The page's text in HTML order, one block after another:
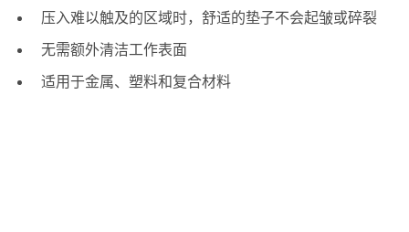
压入难以触及的区域时，舒适的垫子不会起皱或碎裂
无需额外清洁工作表面
适用于金属、塑料和复合材料